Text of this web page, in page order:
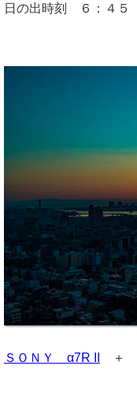
日の出時刻 ６：４５
ＳＯＮＹ α7R II ＋